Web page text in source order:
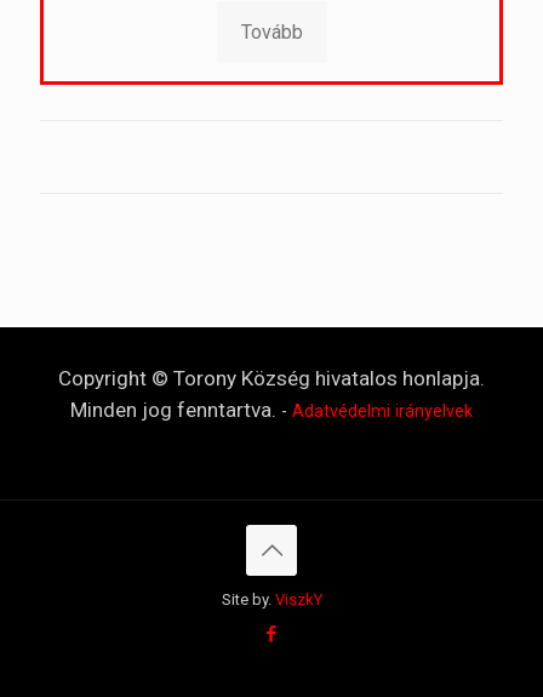
Tovább
Copyright © Torony Község hivatalos honlapja.
Minden jog fenntartva. - Adatvédelmi irányelvek
Site by. ViszkY